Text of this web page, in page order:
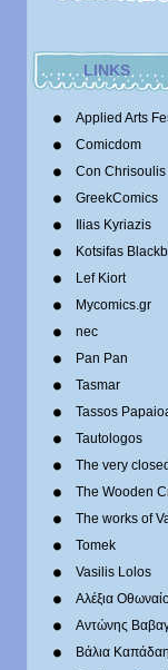
LINKS
Applied Arts
Comicdom
Con
GreekComics
Ilias Kyriazis
Kotsifas
Lef Kiort
Mycomics.gr
nec
Pan Pan
Tasmar
Tassos
Tautologos
The very
The Wooden
The works of
Tomek
Vasilis Lolos
Αλέξια
Αντώνης
Βάλια Καπάδαη